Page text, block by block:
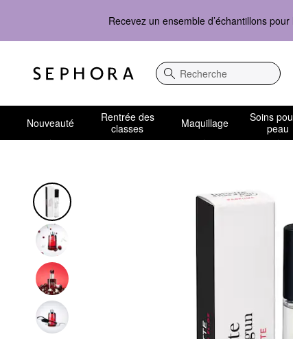
Recevez un ensemble d’échantillons pour
Recherche
Nouveauté
Rentrée des
classes
Maquillage
Soins
peau